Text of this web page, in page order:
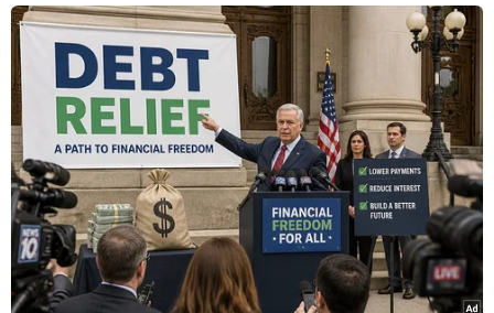
trợ Chính phủ Mozambique bảo vệ dân thường,
khôi phục sự ổn định và đưa các nghi phạm ra
xét xử.
Cùng ngày, Bộ Quốc phòng Mỹ cam kết hỗ trợ
Mozambique sau cuộc tấn công đẫm máu nói
trên.
Người phát ngôn Lầu Năm Góc John Kirby nhấn
mạnh Mỹ sẽ tiếp tục phối hợp với Chính phủ
Mozambique đấu tranh với chủ nghĩa khủng bố,